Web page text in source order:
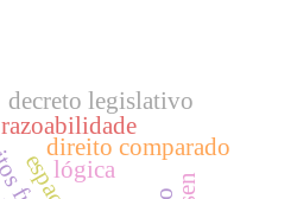
direito comparado
lógica
razoabilidade
decreto legislativo